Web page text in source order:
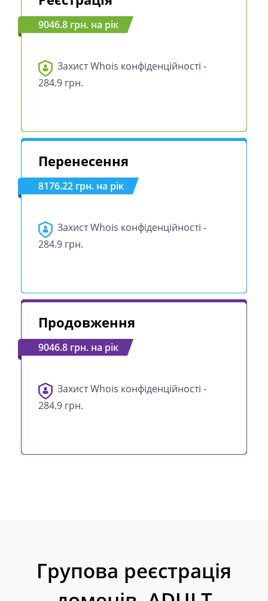
9046.8 грн. на рік
Захист Whois конфіденційності -
284.9 грн.
Перенесення
8176.22 грн. на рік
Захист Whois конфіденційності -
284.9 грн.
Продовження
9046.8 грн. на рік
Захист Whois конфіденційності -
284.9 грн.
Групова реєстрація